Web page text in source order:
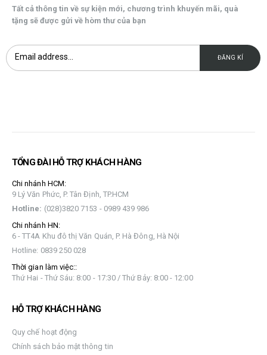
Tất cả thông tin về sự kiện mới, chương trình khuyến mãi, quà
tặng sẽ được gửi về hòm thư của bạn
TỔNG ĐÀI HỖ TRỢ KHÁCH HÀNG
Chi nhánh HCM:
9 Lý Văn Phức, P. Tân Định, TP.HCM
Hotline: (028)3820 7153 - 0989 439 986
Chi nhánh HN:
6 - TT4A Khu đô thị Văn Quán, P. Hà Đông, Hà Nội
Hotline: 0839 250 028
Thời gian làm việc::
Thứ Hai - Thứ Sáu: 8:00 - 17:30 / Thứ Bảy: 8:00 - 12:00
HỖ TRỢ KHÁCH HÀNG
Quy chế hoạt động
Chính sách bảo mật thông tin